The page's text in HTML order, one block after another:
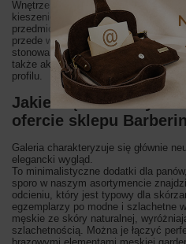
Wnętrze każdej torby męskiej ze
kieszenie i przegródki, które
przedmiotów, takich jak dokumenty,
przede wszystkim wygodne torby
stonowany kolor i geometryczny
także akcesoria małe, z przegródką
profilu.
Jakie męskie torby
ofercie sklepu
Galeria charakteryzuje się głównie
elegancki wygląd.
To minimalistyczne dodatki dla
sporo w naszym asortymencie
odcieniu, który jest typowy dla
egzemplarzy po modne i szlachetne
męskie ze skóry naturalnej,
szlachetnością. Można je łączyć